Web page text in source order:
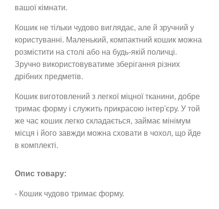
вашої кімнати.
Кошик не тільки чудово виглядає, але й зручний у
користуванні. Маленький, компактний кошик можна
розмістити на столі або на будь-якій поличці.
Зручно використовуватиме зберігання різних
дрібних предметів.
Кошик виготовлений з легкої міцної тканини, добре
тримає форму і служить прикрасою інтер'єру. У той
же час кошик легко складається, займає мінімум
місця і його завжди можна сховати в чохол, що йде
в комплекті.
Опис товару:
- Кошик чудово тримає форму.